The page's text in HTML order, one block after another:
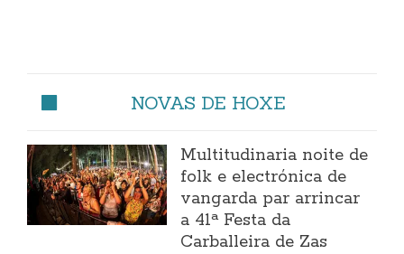
NOVAS DE HOXE
Multitudinaria noite de
folk e electrónica de
vangarda par arrincar
a 41ª Festa da
Carballeira de Zas